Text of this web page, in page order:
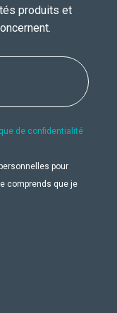
produits et
de confidentialité
pour
comprends que je